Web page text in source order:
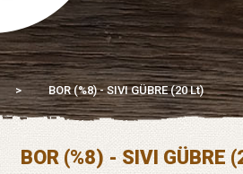
> BOR (%8) - SIVI GÜBRE (20 Lt)
BOR (%8) - SIVI GÜBRE